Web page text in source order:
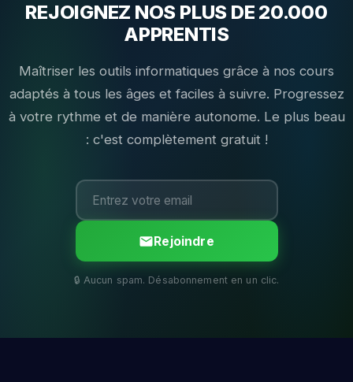
REJOIGNEZ NOS PLUS DE 20.000
APPRENTIS
Maîtriser les outils informatiques grâce à nos cours
adaptés à tous les âges et faciles à suivre. Progressez
à votre rythme et de manière autonome. Le plus beau
: c'est complètement gratuit !
Rejoindre